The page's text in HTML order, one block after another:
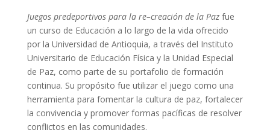
Juegos predeportivos para la re–creación de la Pazfue
un curso de Educación a lo largo de la vida ofrecido
por la Universidad de Antioquia, a través del Instituto
Universitario de Educación Física y la Unidad Especial
de Paz, como parte de su portafolio de formación
continua. Su propósito fue utilizar el juego como una
herramienta para fomentar la cultura de paz, fortalecer
la convivencia y promover formas pacíficas de resolver
conflictos en las comunidades.